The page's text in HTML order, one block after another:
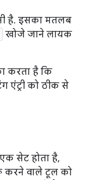
है. इसका मतलब
खोजे जाने लायक
करता है कि
एंट्री को ठीक से
सेट होता है,
करने वाले टूल को